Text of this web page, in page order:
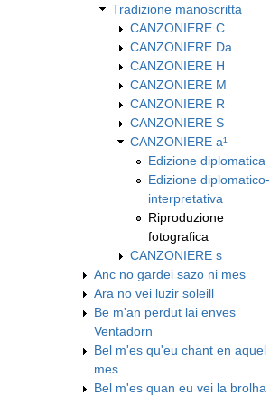
Tradizione manoscritta
CANZONIERE C
CANZONIERE Da
CANZONIERE H
CANZONIERE M
CANZONIERE R
CANZONIERE S
CANZONIERE a¹
Edizione diplomatica
Edizione diplomatico-
interpretativa
Riproduzione
fotografica
CANZONIERE s
Anc no gardei sazo ni mes
Ara no vei luzir soleill
Be m'an perdut lai enves
Ventadorn
Bel m'es qu'eu chant en aquel
mes
Bel m'es quan eu vei la brolha